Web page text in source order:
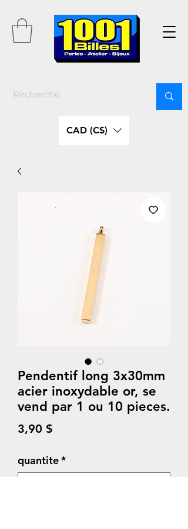
CAD (C$)
Pendentif long 3x30mm
acier inoxydable or, se
vend par 1 ou 10 pieces.
3,90 $
quantite*